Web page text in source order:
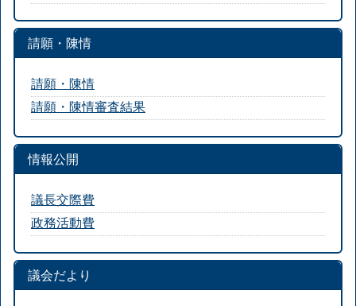
請願・陳情
請願・陳情
請願・陳情審査結果
情報公開
議長交際費
政務活動費
議会だより